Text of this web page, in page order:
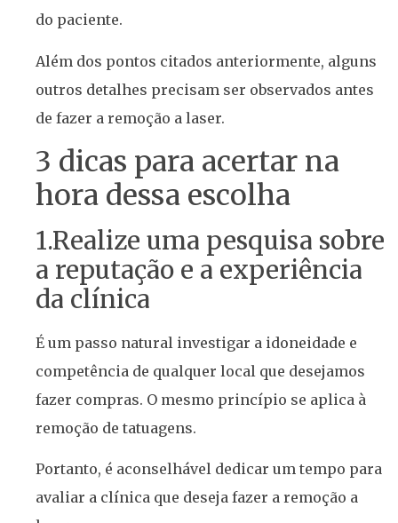
do paciente.
Além dos pontos citados anteriormente, alguns
outros detalhes precisam ser observados antes
de fazer a remoção a laser.
3 dicas para acertar na
hora dessa escolha
1.Realize uma pesquisa sobre
a reputação e a experiência
da clínica
É um passo natural investigar a idoneidade e
competência de qualquer local que desejamos
fazer compras. O mesmo princípio se aplica à
remoção de tatuagens.
Portanto, é aconselhável dedicar um tempo para
avaliar a clínica que deseja fazer a remoção a